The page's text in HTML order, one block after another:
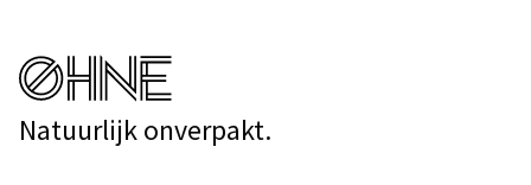
Natuurlijk onverpakt.